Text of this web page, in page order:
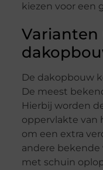
kiezen voor een
De dakopbouw
De meest
Hierbij worden
oppervlakte van
om een extra
andere bekende
met schuin